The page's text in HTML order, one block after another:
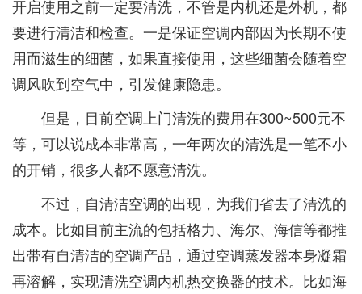
开启使用之前一定要清洗，不管是内机还是外机，都
要进行清洁和检查。一是保证空调内部因为长期不使
用而滋生的细菌，如果直接使用，这些细菌会随着空
调风吹到空气中，引发健康隐患。
但是，目前空调上门清洗的费用在300~500元不
等，可以说成本非常高，一年两次的清洗是一笔不小
的开销，很多人都不愿意清洗。
不过，自清洁空调的出现，为我们省去了清洗的
成本。比如目前主流的包括格力、海尔、海信等都推
出带有自清洁的空调产品，通过空调蒸发器本身凝霜
再溶解，实现清洗空调内机热交换器的技术。比如海